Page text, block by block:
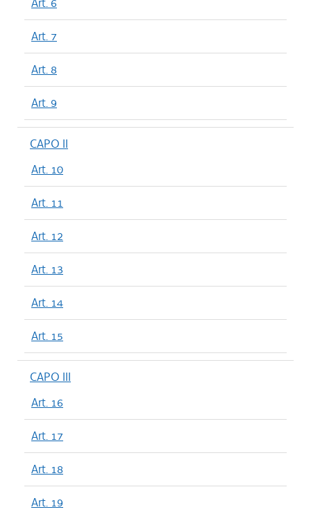
Art. 7
Art. 8
Art. 9
CAPO II
Art. 10
Art. 11
Art. 12
Art. 13
Art. 14
Art. 15
CAPO III
Art. 16
Art. 17
Art. 18
Art. 19